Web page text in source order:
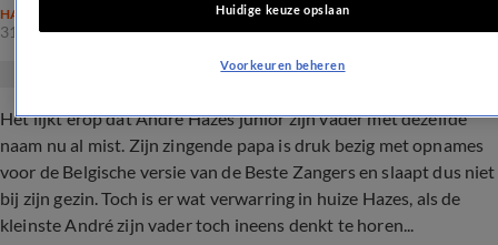
HAZES
31 okt 2019, 19:04
Het lijkt erop dat André Hazes junior zijn vader met dezelfde
naam nu al mist. Zijn zingende papa is druk bezig met opnames
voor de Belgische versie van de Beste Zangers en slaapt dus niet
bij zijn gezin. Toch is er wat verwarring in huize Hazes, als de
kleinste André zijn vader toch ineens denkt te horen...
Huidige keuze opslaan
Voorkeuren beheren